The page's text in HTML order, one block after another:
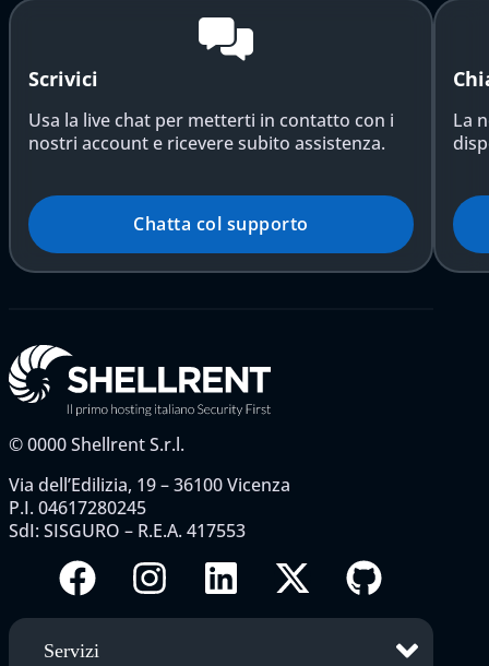
Scrivici
Usa la live chat per metterti in contatto con i
nostri account e ricevere subito assistenza.
Chatta col supporto
La
©0000Shellrent S.r.l.
Via dell’Edilizia, 19 – 36100 Vicenza
P.I. 04617280245
SdI: SISGURO – R.E.A. 417553
Servizi